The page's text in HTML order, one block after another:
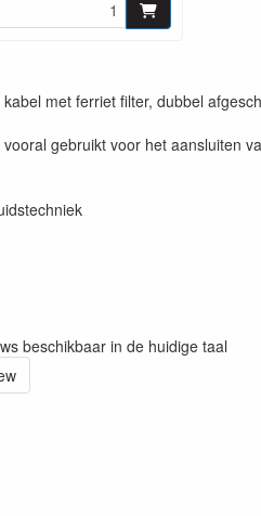
met ferriet filter, dubbel
gebruikt voor het aansluiten
beschikbaar in de huidige taal